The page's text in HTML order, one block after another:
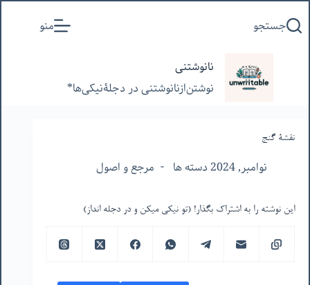
به
جستجو منو
نانوشتنی
نوشتن‌از‌نانوشتنی‌ در‌ دجلۀنیکی‌ها*
نقشۀ گنج
نوامبر, 2024 دسته ها مرجع و اصول
این نوشته را به اشتراک بگذار! (تو نیکی میکن و در دجله انداز)